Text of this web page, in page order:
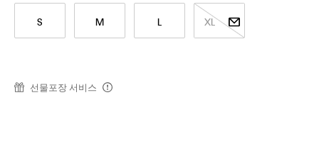
S M L XL
선물포장 서비스